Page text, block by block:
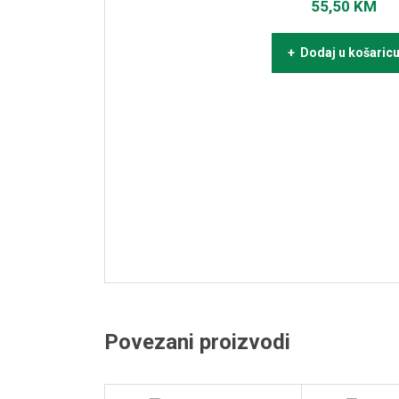
55,50 KM
+ Dodaj u košaricu
Povezani proizvodi